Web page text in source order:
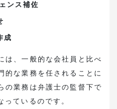
ンス補佐
成
は、一般的な会社員と比べ
的な業務を任されることに
の業務は弁護士の監督下で
っているのです。